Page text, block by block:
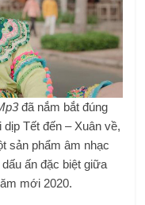
đã nắm bắt đúng
Tết đến – Xuân về,
sản phẩm âm nhạc
ấn đặc biệt giữa
mới 2020.